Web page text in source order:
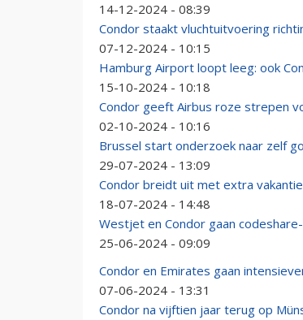
14-12-2024 - 08:39
Condor staakt vluchtuitvoering
07-12-2024 - 10:15
Hamburg Airport loopt leeg: ook
15-10-2024 - 10:18
Condor geeft Airbus roze strepen
02-10-2024 - 10:16
Brussel start onderzoek naar zelf
29-07-2024 - 13:09
Condor breidt uit met extra
18-07-2024 - 14:48
Westjet en Condor gaan
25-06-2024 - 09:09
Condor en Emirates gaan
07-06-2024 - 13:31
Condor na vijftien jaar terug op